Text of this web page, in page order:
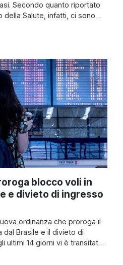
Secondo quanto riportato
della Salute, infatti, ci sono
così, arriva a 2.795.796.
oggi, sono 12.488 per un
blocco voli in
e divieto di ingresso
ordinanza che proroga il
Brasile e il divieto di
ultimi 14 giorni vi è transitato.
massima prudenza mentre